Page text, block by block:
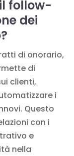
follow-
dei
di onorario,
di
clienti,
i
Questo
con i
e
nella